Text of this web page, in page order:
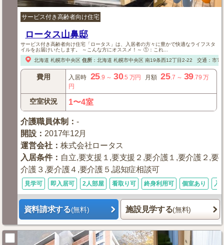
サービス付き高齢者向け住宅
ロータス山鼻邸
サービス付き高齢者向け住宅「ロータス」は、入居者の方々に豊かで快適なライフスタ
イルをお届けいたします。 ～こんな方にオススメ！～ ①：これ...
北海道 札幌市中央区 住所： 北海道 札幌市中央区南19条西12丁目2-22 交通：市電
費用 入居時 25 .9 ～ 30.5 万円 月額 25.7 ～ 39 .79 万
円
空室状況 1〜4室
介護職員体制 ：-
開設 ： 2017年12月
運営会社 ：株式会社ロータス
入居条件： 自立,要支援１,要支援２,要介護１,要介護２,要
介護３,要介護４,要介護５,認知症相談可
見学可 即入居可 2人部屋 看取り可 終身利用可 個室あり 入
資料請求する(無料) 施設見学する(無料)